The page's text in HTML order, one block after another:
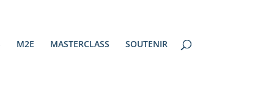
M2E MASTERCLASS SOUTENIR